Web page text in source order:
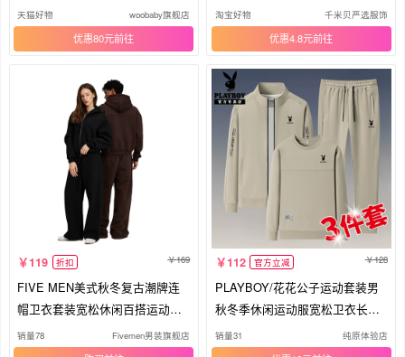
装
天猫好物 woobaby旗舰店
优惠80元
少年
淘宝好物 千米贝严选服饰
优惠4.8元
119 折扣 169
FIVE MEN美式秋冬复古潮牌连
帽卫衣套装宽松休闲百搭运动服
两件套
销量78 Fivemen男装旗舰店
112 官方立减 128
PLAYBOY/花花公子运动套装男
秋冬季休闲运动服宽松卫衣长裤
三件套
销量31 纯原体验店